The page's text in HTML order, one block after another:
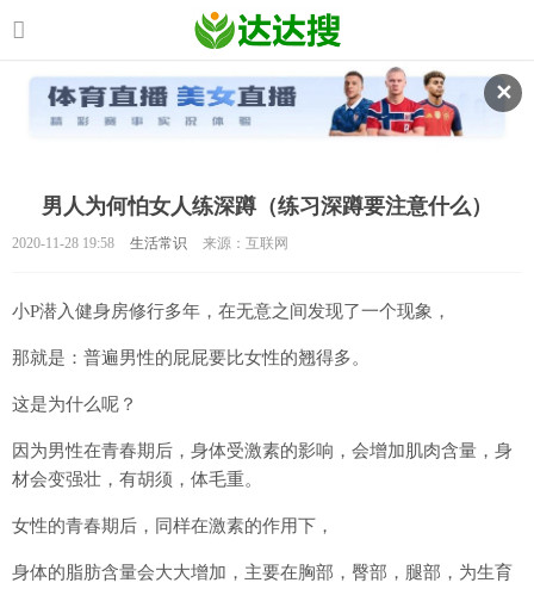
✕
男人为何怕女人练深蹲（练习深蹲要注意什么）
2020-11-28 19:58 生活常识 来源：互联网
小P潜入健身房修行多年，在无意之间发现了一个现象，
那就是：普遍男性的屁屁要比女性的翘得多。
这是为什么呢？
因为男性在青春期后，身体受激素的影响，会增加肌肉含量，身
材会变强壮，有胡须，体毛重。
女性的青春期后，同样在激素的作用下，
身体的脂肪含量会大大增加，主要在胸部，臀部，腿部，为生育